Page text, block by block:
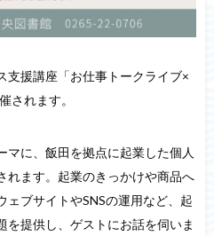
支援講座「お仕事トークライブ×
されます。
マに、飯田を拠点に起業した個人
れます。起業のきっかけや商品へ
ェブサイトやSNSの運用など、起
を提供し、ゲストにお話を伺いま